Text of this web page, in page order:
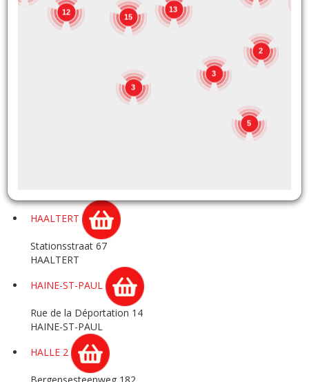
GOZEE
GRACE-HOLLOGNE
HAALTERT
Stationsstraat 67
HAALTERT
HAINE-ST-PAUL
Rue de la Déportation 14
HAINE-ST-PAUL
HALLE 2
15
13
3
5
12
3
2